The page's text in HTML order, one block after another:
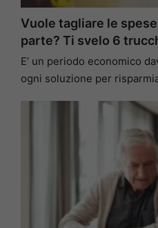
Vuole tagliare le
parte? Ti svelo 6
E’ un periodo economico
ogni soluzione per